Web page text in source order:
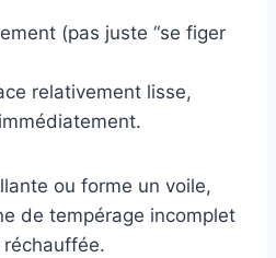
(pas juste “se figer
relativement lisse,
ou forme un voile,
de tempérage incomplet
réchauffée.